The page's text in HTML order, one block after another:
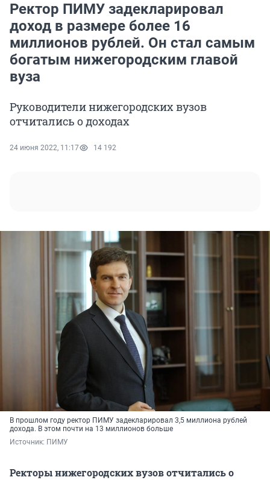
Ректор ПИМУ задекларировал
доход в размере более 16
миллионов рублей. Он стал самым
богатым нижегородским главой
вуза
Руководители нижегородских вузов
отчитались о доходах
24 июня 2022, 11:17 14 192
В прошлом году ректор ПИМУ задекларировал 3,5 миллиона рублей
дохода. В этом почти на 13 миллионов больше
Источник: ПИМУ
Ректоры нижегородских вузов отчитались о